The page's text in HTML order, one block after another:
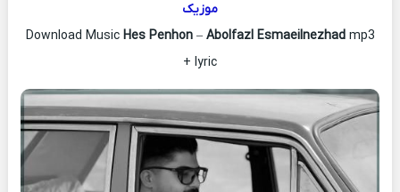
موزیک
Download Music Hes Penhon– Abolfazl Esmaeilnezhadmp3
+ lyric